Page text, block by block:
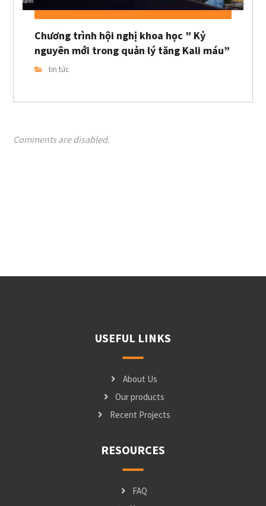
Chương trình hội nghị khoa học ” Kỷ
nguyên mới trong quản lý tăng Kali máu”
tin tức
Comments are disabled.
USEFUL LINKS
About Us
Our products
Recent Projects
RESOURCES
FAQ